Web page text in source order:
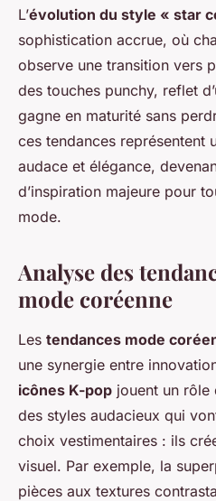
L’évolution du style « star
sophistication accrue, où
observe une transition vers
des touches punchy, reflet
gagne en maturité sans
ces tendances représentent
audace et élégance,
d’inspiration majeure pour
mode.
Analyse des
mode coréenne
Les tendances mode
une synergie entre
icônes K-pop jouent un rôle
des styles audacieux qui
choix vestimentaires : ils
visuel. Par exemple, la
pièces aux textures